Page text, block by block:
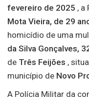
fevereiro de 2025 , a
Mota Vieira, de 29
homicídio de uma
da Silva Gonçalves,
de Três Feijões ,
município de Novo
A Polícia Militar da